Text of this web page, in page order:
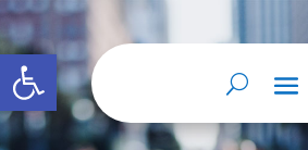
Abrir barra de herramientas